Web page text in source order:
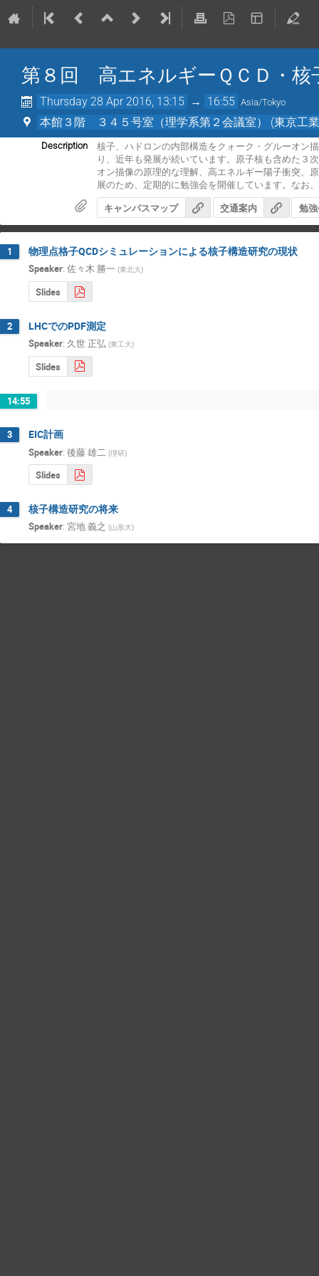
第８回 高エネルギーＱＣＤ・核
Thursday 28 Apr 2016, 13:15 → 16:55 Asia/Tokyo
本館３階 ３４５号室（理学系第２会議室） (東京工
Description
核子、ハドロンの内部構造をクォーク・グルーオン
り、近年も発展が続いています。原子核も含めた３
オン描像の原理的な理解、高エネルギー陽子衝突、
展のため、定期的に勉強会を開催しています。なお
キャンパスマップ
交通案内 勉
1 物理点格子QCDシミュレーションによる核子構造研究の現状
Speaker: 佐々木 勝一 (東北大)
Slides
2 LHCでのPDF測定
Speaker: 久世 正弘 (東工大)
Slides
14:55
3 EIC計画
Speaker: 後藤 雄二 (理研)
Slides
4 核子構造研究の将来
Speaker: 宮地 義之 (山形大)